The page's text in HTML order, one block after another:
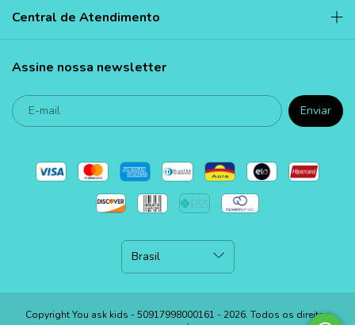
Central de Atendimento
Assine nossa newsletter
Copyright You ask kids - 50917998000161 - 2026. Todos os direitos